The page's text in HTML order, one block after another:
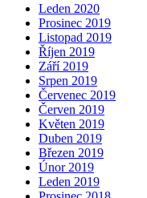
Leden 2020
Prosinec 2019
Listopad 2019
Říjen 2019
Září 2019
Srpen 2019
Červenec 2019
Červen 2019
Květen 2019
Duben 2019
Březen 2019
Únor 2019
Leden 2019